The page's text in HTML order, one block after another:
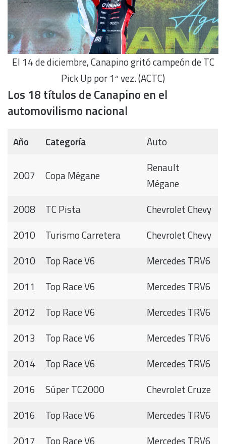
El 14 de diciembre, Canapino gritó campeón de TC
Pick Up por 1ª vez. (ACTC)
Los 18 títulos de Canapino en el
automovilismo nacional
Año Categoría Auto
2007 Copa Mégane
Renault
Mégane
2008
TC Pista
Chevrolet Chevy
2010
Turismo Carretera
Chevrolet Chevy
2010
Top Race V6
Mercedes TRV6
2011
Top Race V6
Mercedes TRV6
2012
Top Race V6
Mercedes TRV6
2013
Top Race V6
Mercedes TRV6
2014
Top Race V6
Mercedes TRV6
2016
Súper TC2000
Chevrolet Cruze
2016
Top Race V6
Mercedes TRV6
2017
Top Race V6
Mercedes TRV6